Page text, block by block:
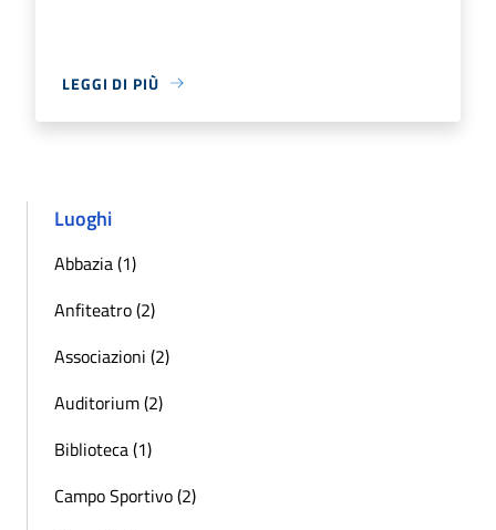
LEGGI DI PIÙ
Luoghi
Abbazia (1)
Anfiteatro (2)
Associazioni (2)
Auditorium (2)
Biblioteca (1)
Campo Sportivo (2)